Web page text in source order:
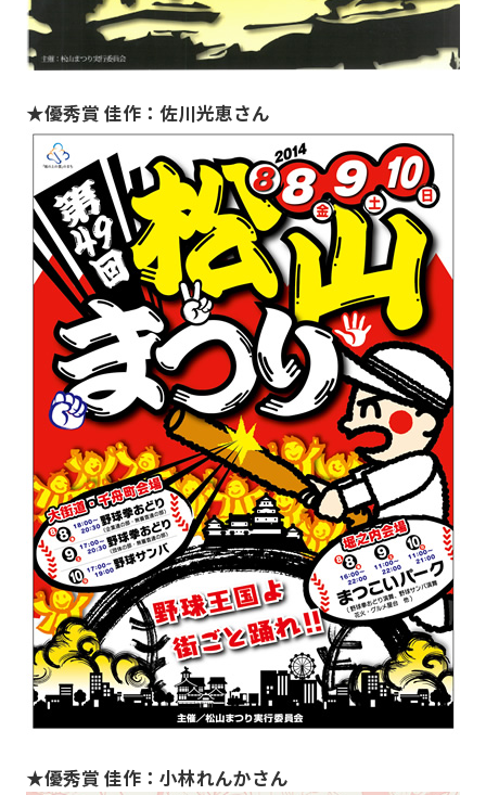
★優秀賞 佳作：佐川光恵さん
★優秀賞 佳作：小林れんかさん